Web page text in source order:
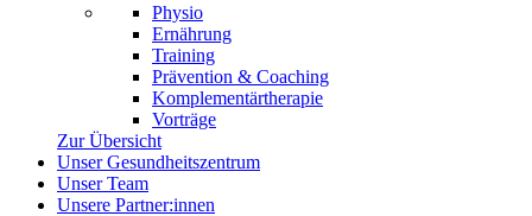
Physio
Ernährung
Training
Prävention & Coaching
Komplementärtherapie
Vorträge
Zur Übersicht
Unser Gesundheitszentrum
Unser Team
Unsere Partner:innen